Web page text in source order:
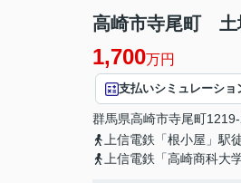
高崎市寺尾町 土
1,700万円
支払いシミュレーショ
群馬県高崎市寺尾町
上信電鉄「根小屋」駅
上信電鉄「高崎商科大